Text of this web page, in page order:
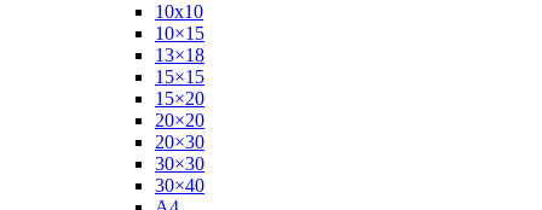
10х10
10×15
13×18
15×15
15×20
20×20
20×30
30×30
30×40